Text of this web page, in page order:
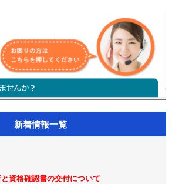
新着情報一覧
資格確認書の交付について